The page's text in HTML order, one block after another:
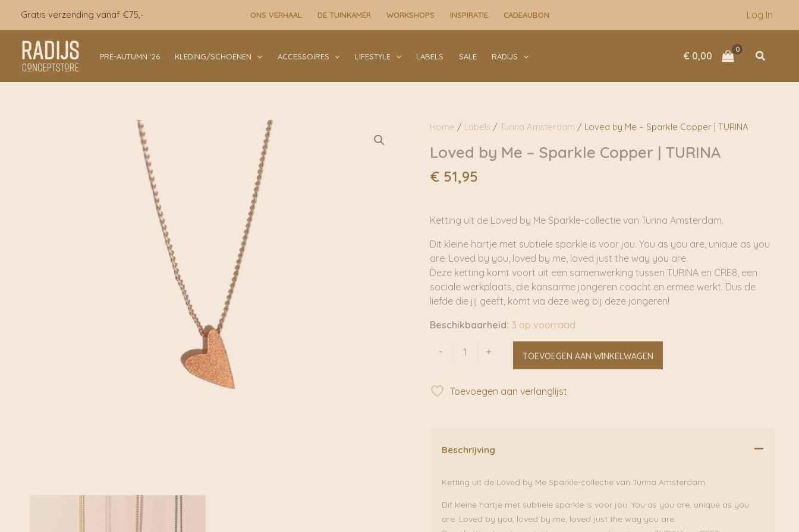
inhoud
Gratis verzending vanaf €75,- ONS VERHAAL DE TUINKAMER WORKSHOPS INSPIRATIE CADEAUBON Log In
PRE-AUTUMN ‘26 KLEDING/SCHOENEN ACCESSOIRES LIFESTYLE LABELS SALE RADIJS € 0,00 Zoeken
Home / Labels / Turina Amsterdam / Loved by Me – Sparkle Copper | TURINA
Loved by Me – Sparkle Copper | TURINA
€51,95
Ketting uit de Loved by Me Sparkle-collectie van Turina Amsterdam.
Dit kleine hartje met subtiele sparkle is voor jou. You as you are, unique as you
are. Loved by you, loved by me, loved just the way you are.
Deze ketting komt voort uit een samenwerking tussen TURINA en CRE8, een
sociale werkplaats, die kansarme jongeren coacht en ermee werkt. Dus de
liefde die jij geeft, komt via deze weg bij deze jongeren!
Beschikbaarheid: 3 op voorraad
-
-
TURINA
+ TOEVOEGEN AAN WINKELWAGEN
Toevoegen aan verlanglijst
Beschrijving
Ketting uit de Loved by Me Sparkle-collectie van Turina Amsterdam.
Dit kleine hartje met subtiele sparkle is voor jou. You as you are, unique as you
are. Loved by you, loved by me, loved just the way you are.
-
Sparkle